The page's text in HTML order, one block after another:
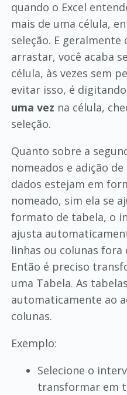
quando o Excel
mais de uma célula,
seleção. E
arrastar, você acaba
célula, às vezes sem
evitar isso, é
uma vez na célula,
seleção.
Quanto sobre a
nomeados e adição
dados estejam em
nomeado, sim ela se
formato de tabela, o
ajusta
linhas ou colunas
Então é preciso
uma Tabela. As
automaticamente ao
colunas.
Exemplo:
Selecione o
transformar em